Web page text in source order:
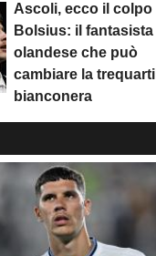
Ascoli, ecco il colpo
Bolsius: il fantasista
olandese che può
cambiare la trequarti
bianconera